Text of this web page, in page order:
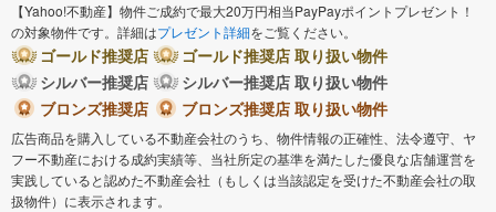
【Yahoo!不動産】物件ご成約で最大20万円相当PayPayポイントプレゼント！
の対象物件です。詳細はプレゼント詳細をご覧ください。
ゴールド推奨店
ゴールド推奨店 取り扱い物件
シルバー推奨店
シルバー推奨店 取り扱い物件
ブロンズ推奨店
ブロンズ推奨店 取り扱い物件
広告商品を購入している不動産会社のうち、物件情報の正確性、法令遵守、ヤ
フー不動産における成約実績等、当社所定の基準を満たした優良な店舗運営を
実践していると認めた不動産会社（もしくは当該認定を受けた不動産会社の取
扱物件）に表示されます。